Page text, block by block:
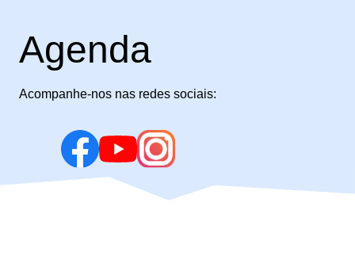
Agenda
Acompanhe-nos nas redes sociais: